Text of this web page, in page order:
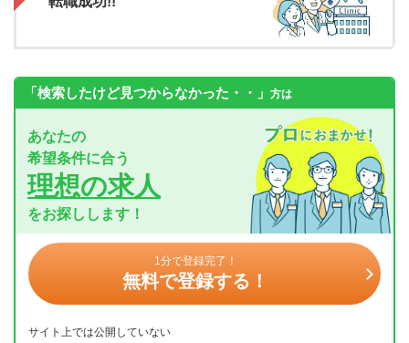
「検索したけど見つからなかった・・」 方は
あなたの
希望条件に合う
理想の求人
をお探しします！
1分で登録完了！
無料で登録する！
サイト上では公開していない